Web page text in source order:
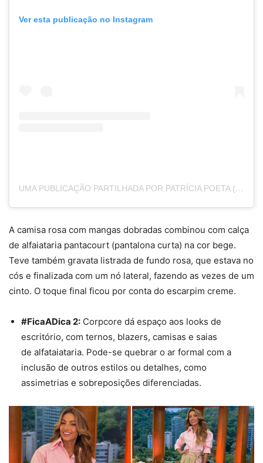
Ver esta publicação no Instagram
UMA PUBLICAÇÃO PARTILHADA POR PATRÍCIA POETA (@PATRICIAPOETA)
A camisa rosa com mangas dobradas combinou com calça
de alfaiataria pantacourt (pantalona curta) na cor bege.
Teve também gravata listrada de fundo rosa, que estava no
cós e finalizada com um nó lateral, fazendo as vezes de um
cinto. O toque final ficou por conta do escarpim creme.
#FicaADica 2: Corpcore dá espaço aos looks de
escritório, com ternos, blazers, camisas e saias
de alfataiataria. Pode-se quebrar o ar formal com a
inclusão de outros estilos ou detalhes, como
assimetrias e sobreposições diferenciadas.